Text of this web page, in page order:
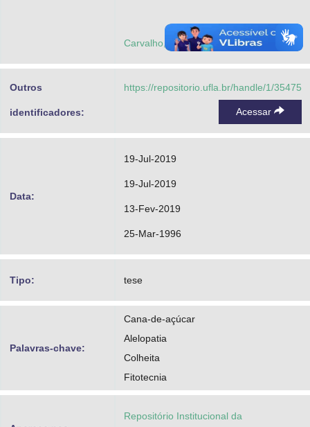
Carvalho, Gabriel José de
Outros
identificadores:
https://repositorio.ufla.br/handle/1/35475
Acessar
Data:
19-Jul-2019
19-Jul-2019
13-Fev-2019
25-Mar-1996
Tipo: tese
Palavras-chave:
Cana-de-açúcar
Alelopatia
Colheita
Fitotecnia
Repositório Institucional da